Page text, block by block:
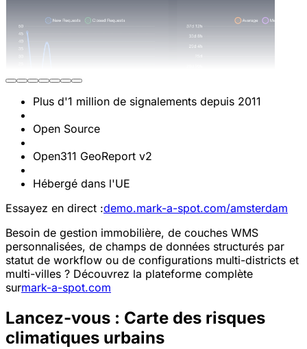
Plus d'1 million de signalements depuis 2011
Open Source
Open311 GeoReport v2
Hébergé dans l'UE
Essayez en direct :demo.mark-a-spot.com/amsterdam
Besoin de gestion immobilière, de couches WMS
personnalisées, de champs de données structurés par
statut de workflow ou de configurations multi-districts et
multi-villes ? Découvrez la plateforme complète
surmark-a-spot.com
Lancez-vous : Carte des risques
climatiques urbains